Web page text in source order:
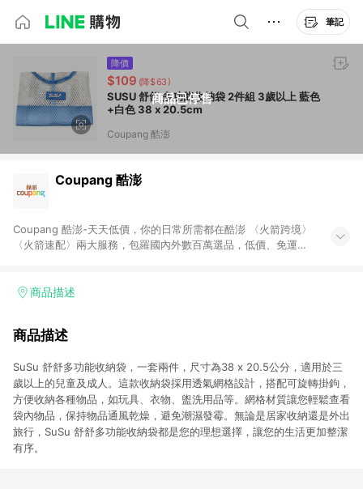
筆記
商品已停售
降價
$109 (降$63)
SUSU 舒舒 多功能收納袋 2件組 3歲以上 藍色
+白色 38 x 20.5cm
Coupang 酷澎
Coupang 酷澎
Coupang 酷澎-天天低價，你的日常所需都在酷澎 〈火箭跨境〉
〈火箭速配〉兩大服務，包羅國內外數百萬選品，低價、免運，
加入WOW會員告別湊免運，火箭速配、火箭跨境優質選品不限金
商品描述
商品描述
SuSu 舒舒多功能收納袋，一套兩件，尺寸為38 x 20.5公分，適用於三
歲以上的兒童及成人。這款收納袋採用透氣網格設計，搭配可旋轉掛鉤，
方便收納各種物品，如玩具、衣物、盥洗用品等。網格材質讓您輕鬆查看
袋內物品，保持物品通風乾燥，避免潮濕發霉。無論是居家收納還是外出
旅行，SuSu 舒舒多功能收納袋都是您的理想選擇，讓您的生活更加整潔
有序。